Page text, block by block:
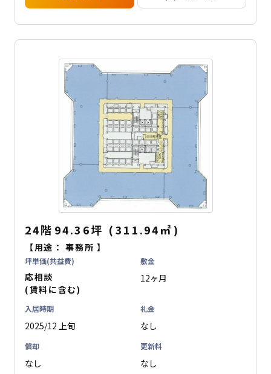
24階 94.36坪 ( 311.94㎡ )
【用途：事務所 】
坪単価(共益費)
応相談
(賃料に含む)
敷金
12ヶ月
入居時期
2025/12 上旬
礼金
なし
償却
なし
更新料
なし